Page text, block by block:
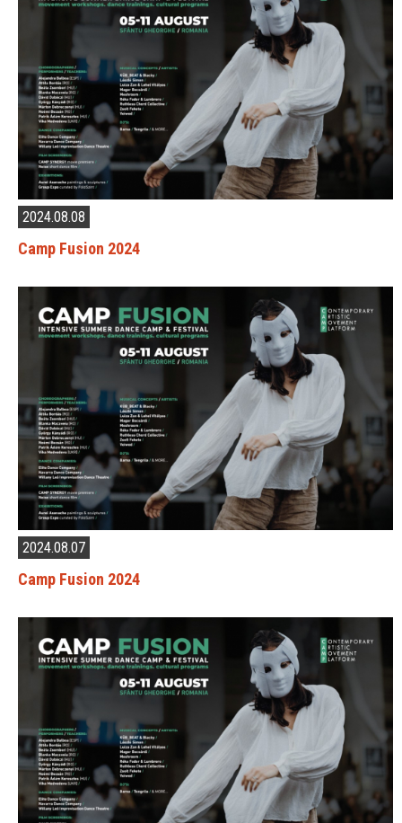
2024.08.08
Camp Fusion 2024
2024.08.07
Camp Fusion 2024